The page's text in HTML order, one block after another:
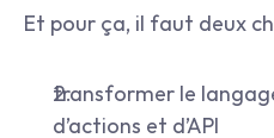
Et pour ça, il faut deux
transformer le
d’actions et d’API